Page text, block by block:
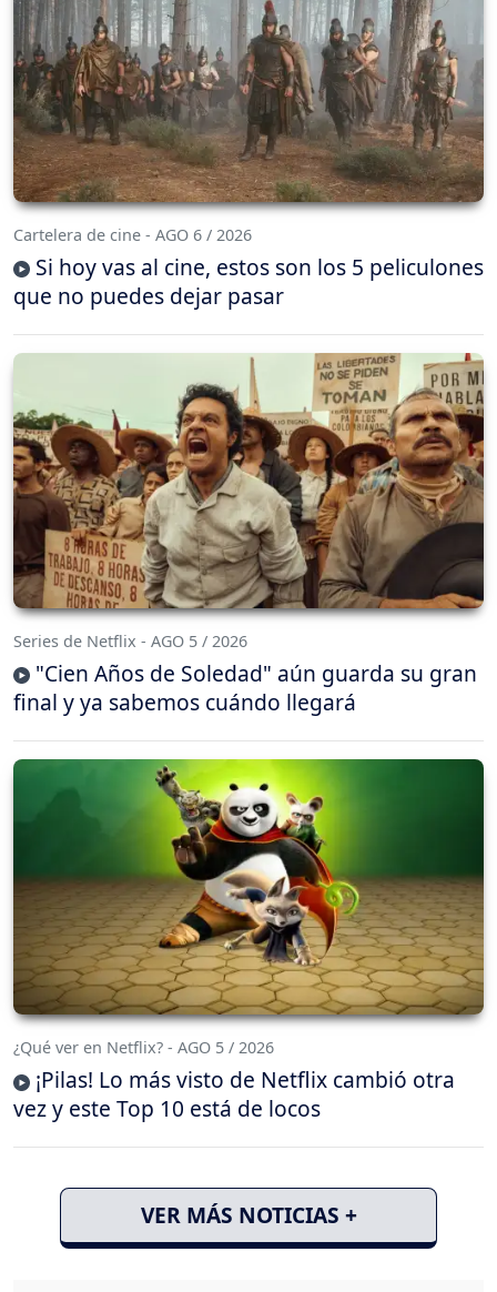
Cartelera de cine - AGO 6 / 2026
Si hoy vas al cine, estos son los 5 peliculones
que no puedes dejar pasar
Series de Netflix - AGO 5 / 2026
"Cien Años de Soledad" aún guarda su gran
final y ya sabemos cuándo llegará
¿Qué ver en Netflix? - AGO 5 / 2026
¡Pilas! Lo más visto de Netflix cambió otra
vez y este Top 10 está de locos
VER MÁS NOTICIAS +